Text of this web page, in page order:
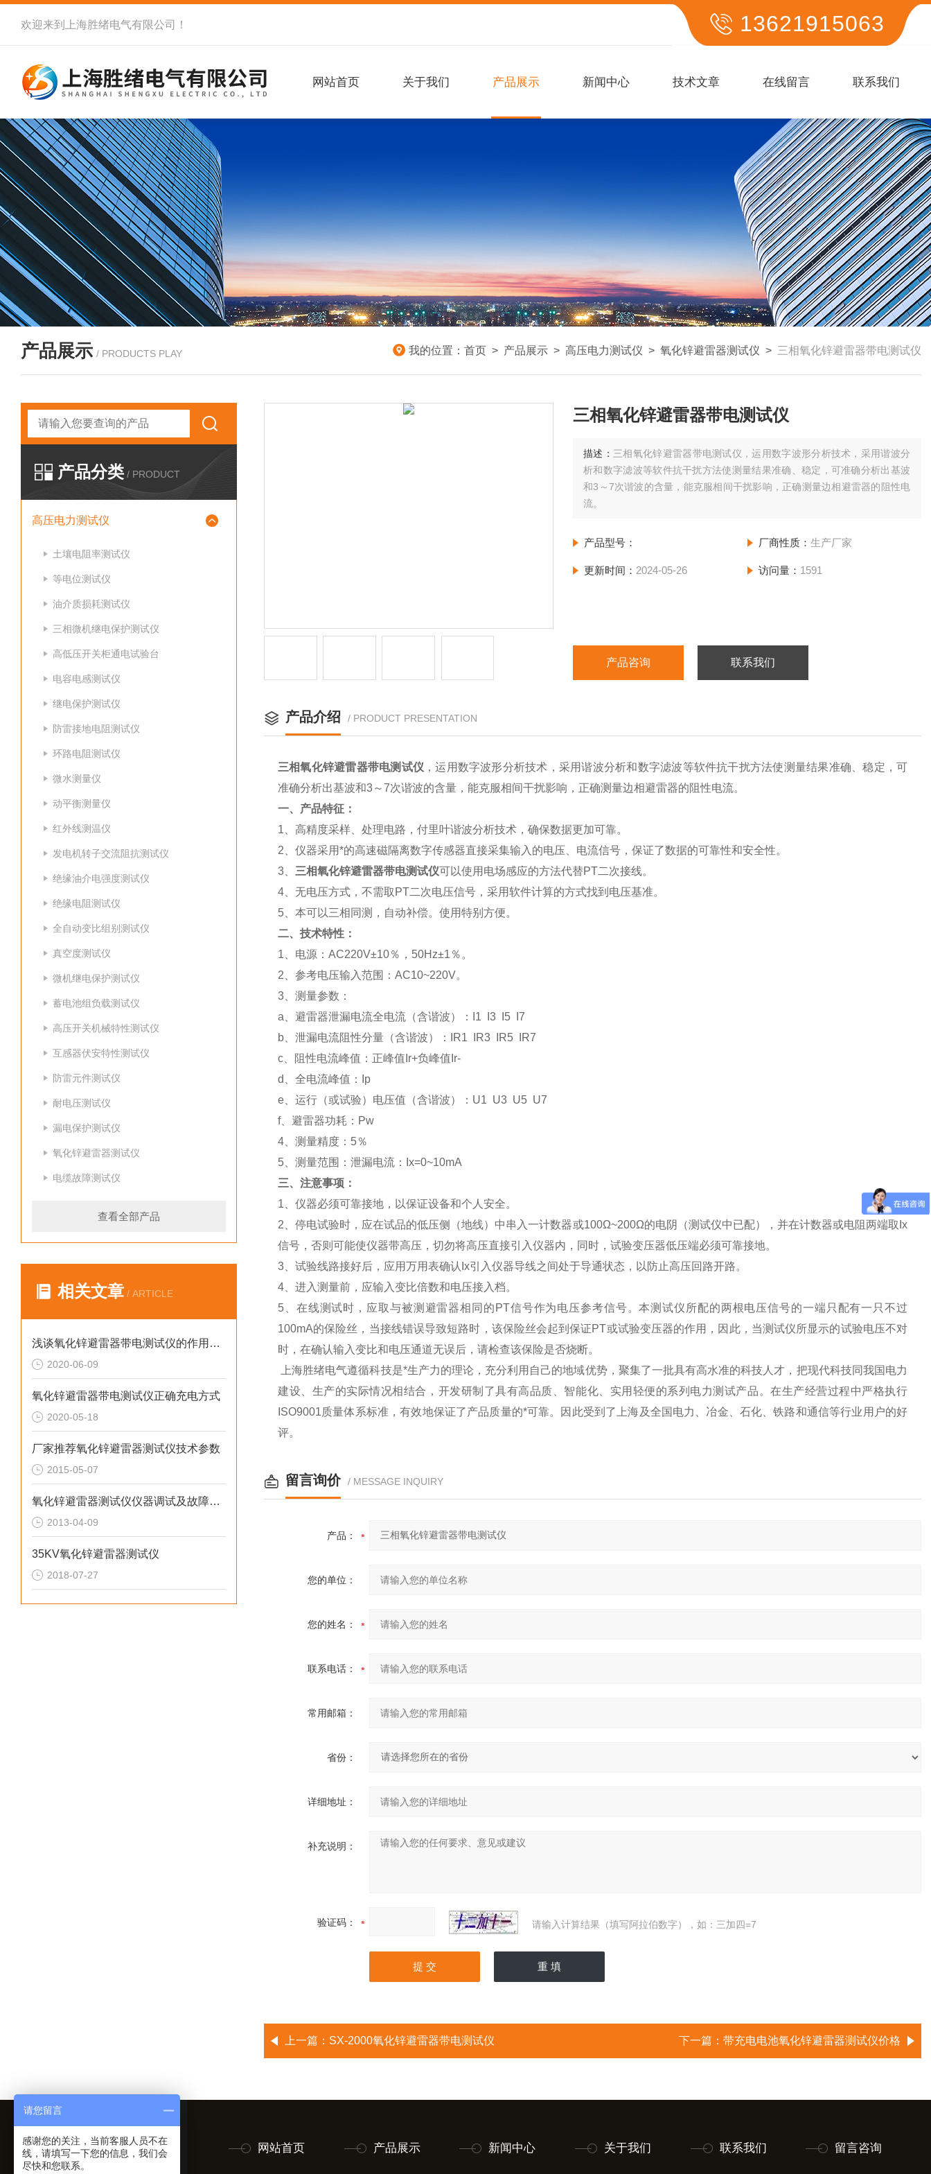
欢迎来到 上海胜绪电气有限公司 ！ 13621915063
网站首页 关于我们 产品展示 新闻中心 技术文章 在线留言 联系我们
产品展示 / PRODUCTS PLAY 我的位置： 首页 > 产品展示 > 高压电力测试仪 > 氧化锌避雷器测试仪 > 三相氧化锌避雷器带电测试仪
产品分类 / PRODUCT
高压电力测试仪
土壤电阻率测试仪
等电位测试仪
油介质损耗测试仪
三相微机继电保护测试仪
高低压开关柜通电试验台
电容电感测试仪
继电保护测试仪
防雷接地电阻测试仪
环路电阻测试仪
微水测量仪
动平衡测量仪
红外线测温仪
发电机转子交流阻抗测试仪
绝缘油介电强度测试仪
绝缘电阻测试仪
全自动变比组别测试仪
真空度测试仪
微机继电保护测试仪
蓄电池组负载测试仪
高压开关机械特性测试仪
互感器伏安特性测试仪
防雷元件测试仪
耐电压测试仪
漏电保护测试仪
氧化锌避雷器测试仪
电缆故障测试仪
查看全部产品
相关文章 / ARTICLE
浅谈氧化锌避雷器带电测试仪的作用及其预防
2020-06-09
氧化锌避雷器带电测试仪正确充电方式
2020-05-18
厂家推荐氧化锌避雷器测试仪技术参数
2015-05-07
氧化锌避雷器测试仪仪器调试及故障处理
2013-04-09
35KV氧化锌避雷器测试仪
2018-07-27
三相氧化锌避雷器带电测试仪
描述： 三相氧化锌避雷器带电测试仪，运用数字波形分析技术，采用谐波分
析和数字滤波等软件抗干扰方法使测量结果准确、稳定，可准确分析出基波
和3～7次谐波的含量，能克服相间干扰影响，正确测量边相避雷器的阻性电
流。
产品型号： 厂商性质： 生产厂家
更新时间： 2024-05-26 访问量： 1591
产品咨询 联系我们
产品介绍 / PRODUCT PRESENTATION
三相氧化锌避雷器带电测试仪 ，运用数字波形分析技术，采用谐波分析和数字滤波等软件抗干扰方法使测量结果准确、稳定，可
准确分析出基波和3～7次谐波的含量，能克服相间干扰影响，正确测量边相避雷器的阻性电流。
一、产品特征：
1、高精度采样、处理电路，付里叶谐波分析技术，确保数据更加可靠。
2、仪器采用*的高速磁隔离数字传感器直接采集输入的电压、电流信号，保证了数据的可靠性和安全性。
3、 三相氧化锌避雷器带电测试仪可以使用电场感应的方法代替PT二次接线。
4、无电压方式，不需取PT二次电压信号，采用软件计算的方式找到电压基准。
5、本​可以三相同测，自动补偿。使用特别方便。
二、技术特性：
1、电源：AC220V±10％，50Hz±1％。
2、参考电压输入范围：AC10~220V。
3、测量参数：
a、避雷器泄漏电流全电流（含谐波）：I1 I3 I5 I7
b、泄漏电流阻性分量（含谐波）：IR1 IR3 IR5 IR7
c、阻性电流峰值：正峰值Ir+负峰值Ir-
d、全电流峰值：Ip
e、运行（或试验）电压值（含谐波）：U1 U3 U5 U7
f、避雷器功耗：Pw
4、测量精度：5％
5、测量范围：泄漏电流：Ix=0~10mA
三、注意事项：
1、仪器必须可靠接地，以保证设备和个人安全。
2、停电试验时，应在试品的低压侧（地线）中串入一计数器或100Ω~200Ω的电阴（测试仪中已配），并在计数器或电阻两端取Ix
信号，否则可能使仪器带高压，切勿将高压直接引入仪器内，同时，试验变压器低压端必须可靠接地。
3、试验线路接好后，应用万用表确认Ix引入仪器导线之间处于导通状态，以防止高压回路开路。
4、进入测量前，应输入变比倍数和电压接入档。
5、在线测试时，应取与被测避雷器相同的PT信号作为电压参考信号。本测试仪所配的两根电压信号的一端只配有一只不过
100mA的保险丝，当接线错误导致短路时，该保险丝会起到保证PT或试验变压器的作用，因此，当测试仪所显示的试验电压不对
时，在确认输入变比和电压通道无误后，请检查该保险是否烧断。
上海胜绪电气遵循科技是*生产力的理论，充分利用自己的地域优势，聚集了一批具有高水准的科技人才，把现代科技同我国电力
建设、生产的实际情况相结合，开发研制了具有高品质、智能化、实用轻便的系列电力测试产品。在生产经营过程中严格执行
ISO9001质量体系标准，有效地保证了产品质量的*可靠。因此受到了上海及全国电力、冶金、石化、铁路和通信等行业用户的好
评。
留言询价 / MESSAGE INQUIRY
产品：
您的单位：
您的姓名：
联系电话：
常用邮箱：
省份：
详细地址：
补充说明：
验证码： 请输入计算结果（填写阿拉伯数字），如：三加四=7
上一篇： SX-2000氧化锌避雷器带电测试仪 下一篇： 带充电电池氧化锌避雷器测试仪价格
网站首页 产品展示 新闻中心 关于我们 联系我们 留言咨询
请您留言
感谢您的关注，当前客服人员不在
线，请填写一下您的信息，我们会
尽快和您联系。